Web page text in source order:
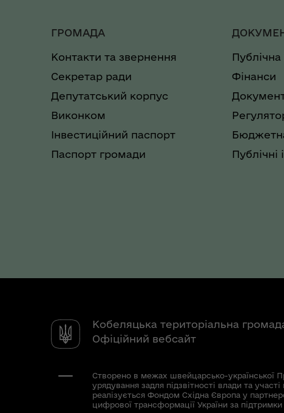
ГРОМАДА
Контакти та звернення
Секретар ради
Депутатський корпус
Виконком
Інвестиційний паспорт
Паспорт громади
Фінанси
Публічні
Кобеляцька територіальна
Офіційний вебсайт
Створено в межах швейцарсько-української
урядування задля підзвітності влади та
реалізується Фондом Східна Європа у
цифрової трансформації України за